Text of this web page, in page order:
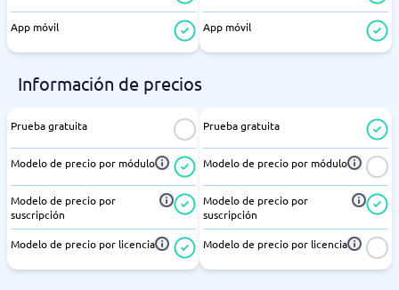
App móvil App móvil
Información de precios
Prueba gratuita
Modelo de precio por módulo
Modelo de precio por
suscripción
Modelo de precio por licencia
Prueba gratuita
Modelo de precio por módulo
Modelo de precio por
suscripción
Modelo de precio por licencia